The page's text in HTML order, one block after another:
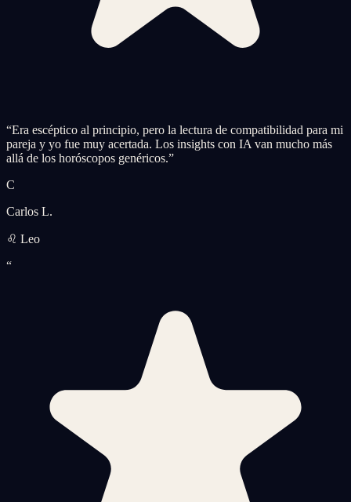
“Era escéptico al principio, pero la lectura de compatibilidad para mi
pareja y yo fue muy acertada. Los insights con IA van mucho más
allá de los horóscopos genéricos.”
C
Carlos L.
♌ Leo
“